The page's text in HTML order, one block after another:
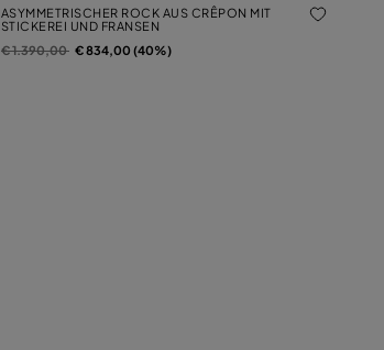
ASYMMETRISCHER ROCK AUS CRÊPON MIT
STICKEREI UND FRANSEN
Preis reduziert von
€ 1.390,00auf
€ 834,00 (40%)